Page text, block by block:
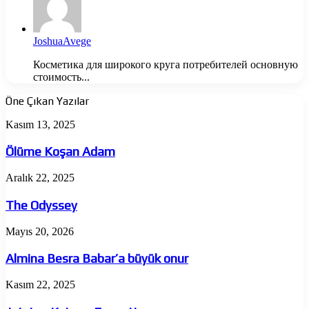
JoshuaAvege
Косметика для широкого круга потребителей основную
стоимость...
Öne Çıkan Yazılar
Ölüme
Adam
Kasım 13, 2025
Ölüme Koşan Adam
The
Aralık 22, 2025
The Odyssey
Almina
Babar’a
büyük
onur
Mayıs 20, 2026
Almina Besra Babar’a büyük onur
Jujutsu
Kasım 22, 2025